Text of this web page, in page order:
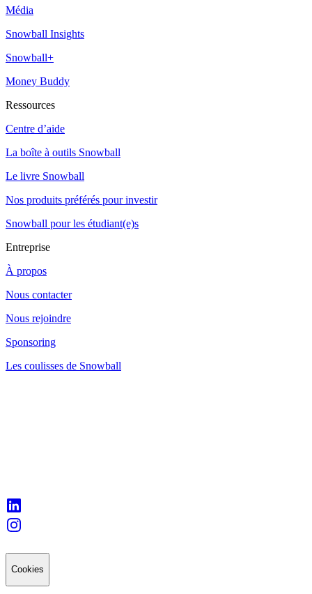
Média
Snowball Insights
Snowball+
Money Buddy
Ressources
Centre d’aide
La boîte à outils Snowball
Le livre Snowball
Nos produits préférés pour investir
Snowball pour les étudiant(e)s
Entreprise
À propos
Nous contacter
Nous rejoindre
Sponsoring
Les coulisses de Snowball
Cookies